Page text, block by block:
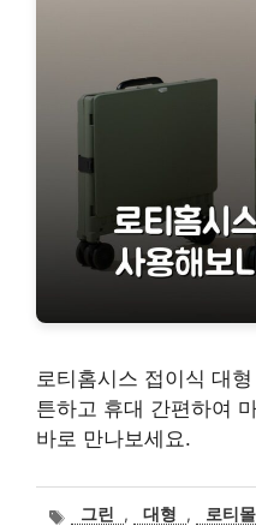
로티홈시스 접이식 대
튼하고 휴대 간편하여
바로 만나보세요.
태그린 , 대형 , 로티